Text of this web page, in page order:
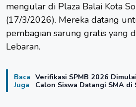
mengular di Plaza Balai Kota
(17/3/2026). Mereka datang
pembagian sarung gratis yang
Lebaran.
Baca
Juga
Verifikasi SPMB 2026
Calon Siswa Datangi SMA di